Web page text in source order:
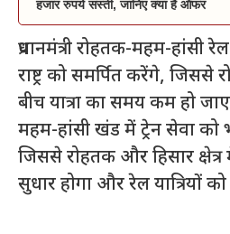
हजार रुपये सस्ती, जानिए क्या है ऑफर
प्रधानमंत्री रोहतक-महम-हांसी
राष्ट्र को समर्पित करेंगे,
बीच यात्रा का समय कम हो
महम-हांसी खंड में ट्रेन सेवा को
जिससे रोहतक और हिसार
सुधार होगा और रेल यात्रियों को